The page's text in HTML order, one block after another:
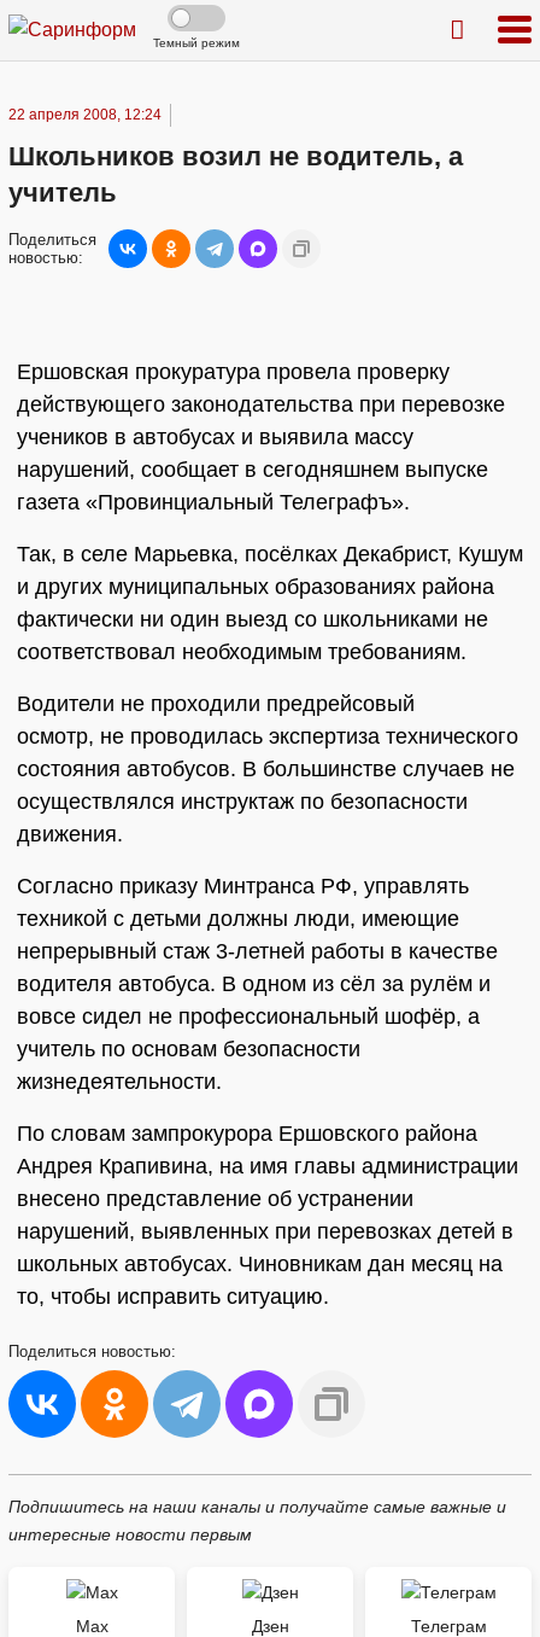
Темный режим
22 апреля 2008, 12:24
Школьников возил не водитель, а
учитель
Поделиться
новостью:
Ершовская прокуратура провела проверку
действующего законодательства при перевозке
учеников в автобусах и выявила массу
нарушений, сообщает в сегодняшнем выпуске
газета «Провинциальный Телеграфъ».
Так, в селе Марьевка, посёлках Декабрист, Кушум
и других муниципальных образованиях района
фактически ни один выезд со школьниками не
соответствовал необходимым требованиям.
Водители не проходили предрейсовый
осмотр, не проводилась экспертиза технического
состояния автобусов. В большинстве случаев не
осуществлялся инструктаж по безопасности
движения.
Согласно приказу Минтранса РФ, управлять
техникой с детьми должны люди, имеющие
непрерывный стаж 3-летней работы в качестве
водителя автобуса. В одном из сёл за рулём и
вовсе сидел не профессиональный шофёр, а
учитель по основам безопасности
жизнедеятельности.
По словам зампрокурора Ершовского района
Андрея Крапивина, на имя главы администрации
внесено представление об устранении
нарушений, выявленных при перевозках детей в
школьных автобусах. Чиновникам дан месяц на
то, чтобы исправить ситуацию.
Поделиться новостью:
Подпишитесь на наши каналы и получайте самые важные и
интересные новости первым
Max Дзен Телеграм